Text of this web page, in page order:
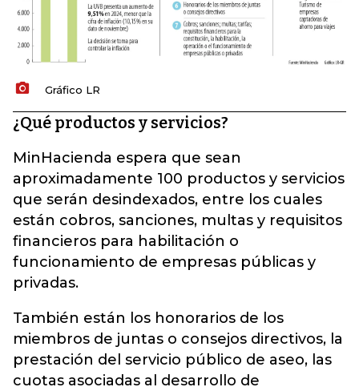
Gráfico LR
¿Qué productos y servicios?
MinHacienda espera que sean
aproximadamente 100 productos y servicios
que serán desindexados, entre los cuales
están cobros, sanciones, multas y requisitos
financieros para habilitación o
funcionamiento de empresas públicas y
privadas.
También están los honorarios de los
miembros de juntas o consejos directivos, la
prestación del servicio público de aseo, las
cuotas asociadas al desarrollo de